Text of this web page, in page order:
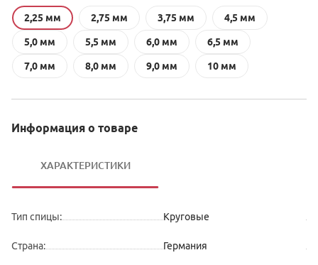
2,25 мм 2,75 мм 3,75 мм 4,5 мм
5,0 мм 5,5 мм 6,0 мм 6,5 мм
7,0 мм 8,0 мм 9,0 мм 10 мм
Информация о товаре
ХАРАКТЕРИСТИКИ
Тип спицы: Круговые
Страна: Германия